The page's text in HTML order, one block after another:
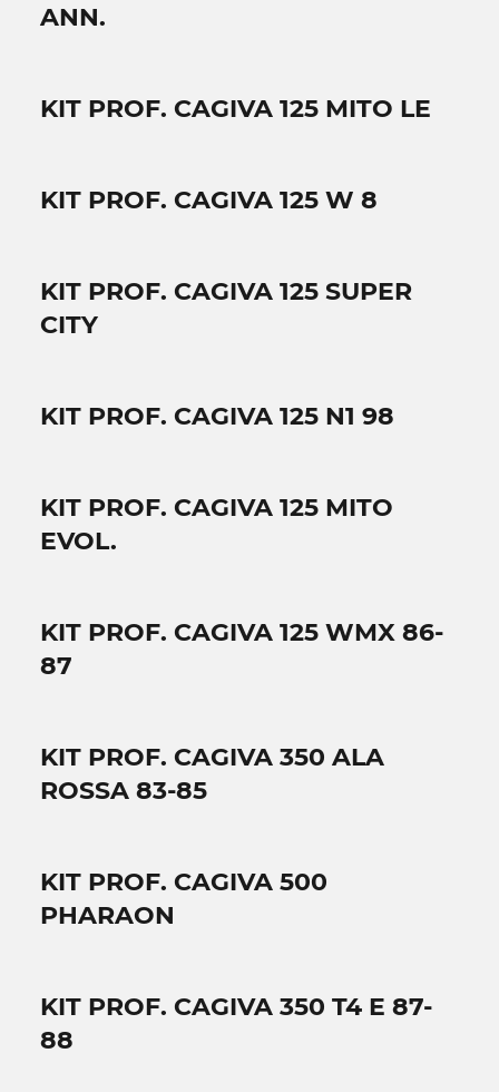
ANN.
KIT PROF. CAGIVA 125 MITO LE
KIT PROF. CAGIVA 125 W 8
KIT PROF. CAGIVA 125 SUPER
CITY
KIT PROF. CAGIVA 125 N1 98
KIT PROF. CAGIVA 125 MITO
EVOL.
KIT PROF. CAGIVA 125 WMX 86-
87
KIT PROF. CAGIVA 350 ALA
ROSSA 83-85
KIT PROF. CAGIVA 500
PHARAON
KIT PROF. CAGIVA 350 T4 E 87-
88